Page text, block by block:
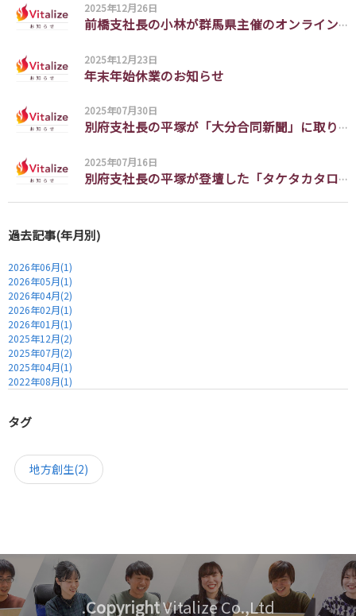
社員紹介
ブログ
Recruit
ビジネスパートナー募集
受託開発 お問い合わせ
Contract Development
お問い合わせ
Contact
2025年12月26日
前橋支社長の小林が群馬県主催のオンラインイベントにゲストとして出演しました。
2025年12月23日
年末年始休業のお知らせ
2025年07月30日
別府支社長の平塚が「大分合同新聞」に取り上げられました
2025年07月16日
別府支社長の平塚が登壇した「タケタカタロー(3)」の様子が 大分合同新聞に取り上げられました
過去記事(年月別)
2026年06月(1)
2026年05月(1)
2026年04月(2)
2026年02月(1)
2026年01月(1)
2025年12月(2)
2025年07月(2)
2025年04月(1)
2022年08月(1)
タグ
地方創生(2)
CopyrightVitalize Co.,Ltd.